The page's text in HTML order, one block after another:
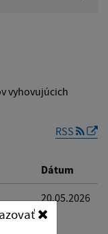
Reset
vyhovujúcich
RSS
Dátum
20.05.2026